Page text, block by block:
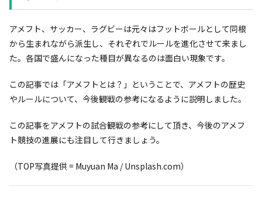
アメフト、サッカー、ラグビーは元々はフットボールとして同根
から生まれながら派生し、それぞれでルールを進化させて来まし
た。各国で盛んになった種目が異なるのは面白い現象です。
この記事では「アメフトとは？」ということで、アメフトの歴史
やルールについて、今後観戦の参考になるように説明しました。
この記事をアメフトの試合観戦の参考にして頂き、今後のアメフ
ト競技の進展にも注目して行きましょう。
（TOP写真提供 = Muyuan Ma / Unsplash.com）